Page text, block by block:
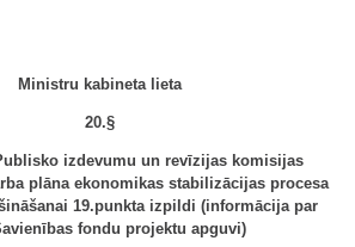
Ministru kabineta lieta
20.§
izdevumu un revīzijas komisijas
plāna ekonomikas stabilizācijas procesa
19.punkta izpildi (informācija par
fondu projektu apguvi)